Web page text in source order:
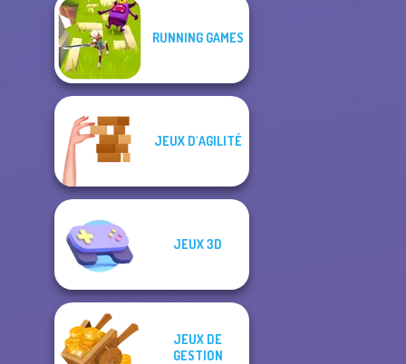
Shot Trigger
RUNNING GAMES
JEUX D'AGILITÉ
JEUX 3D
JEUX DE
GESTION